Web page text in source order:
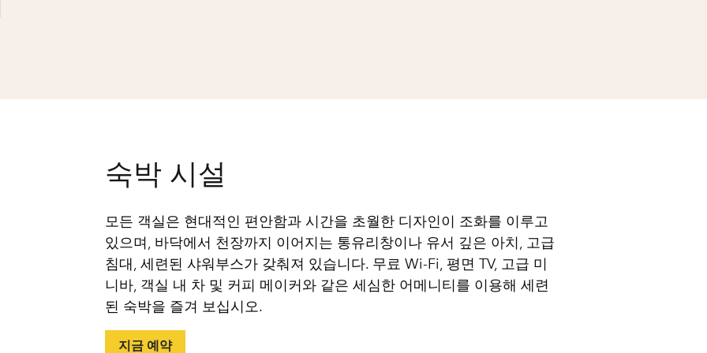
숙박 시설
모든 객실은 현대적인 편안함과 시간을 초월한 디자인이 조화를 이루고
있으며, 바닥에서 천장까지 이어지는 통유리창이나 유서 깊은 아치, 고급
침대, 세련된 샤워부스가 갖춰져 있습니다. 무료 Wi-Fi, 평면 TV, 고급 미
니바, 객실 내 차 및 커피 메이커와 같은 세심한 어메니티를 이용해 세련
된 숙박을 즐겨 보십시오.
지금 예약